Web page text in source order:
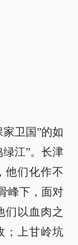
卫国”的如
江”。长津
他们化作不
峰下，面对
们以血肉之
；上甘岭坑